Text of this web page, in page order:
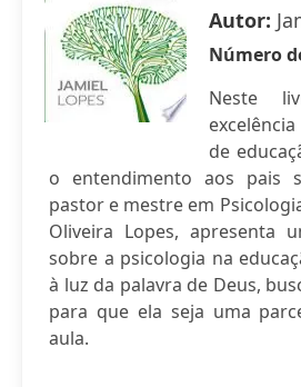
Autor:
Número
Neste
de
o entendimento aos pais
pastor e mestre em
Oliveira Lopes, apresenta
sobre a psicologia na
à luz da palavra de Deus,
para que ela seja uma
aula.